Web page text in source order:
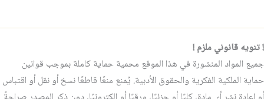
! تنويه قانوني ملزم !
جميع المواد المنشورة في هذا الموقع محمية حماية كاملة بموجب قوانين
حماية الملكية الفكرية والحقوق الأدبية. يُمنع منعًا قاطعًا نسخ أو نقل أو اقتباس